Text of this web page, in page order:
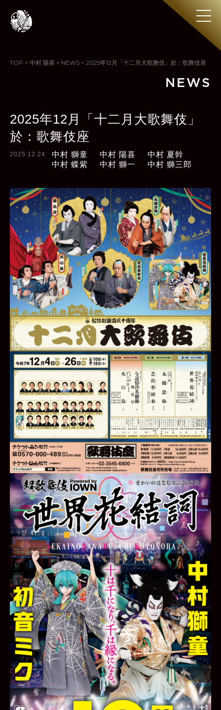
TOP > 中村 陽喜 > NEWS > 2025年12月「十二月大歌舞伎」於：歌舞伎座
NEWS
2025年12月「十二月大歌舞伎」
於：歌舞伎座
2025.12.24 中村 獅童 中村 陽喜
中村 夏幹
中村 蝶紫
中村 獅一 中村 獅三郎